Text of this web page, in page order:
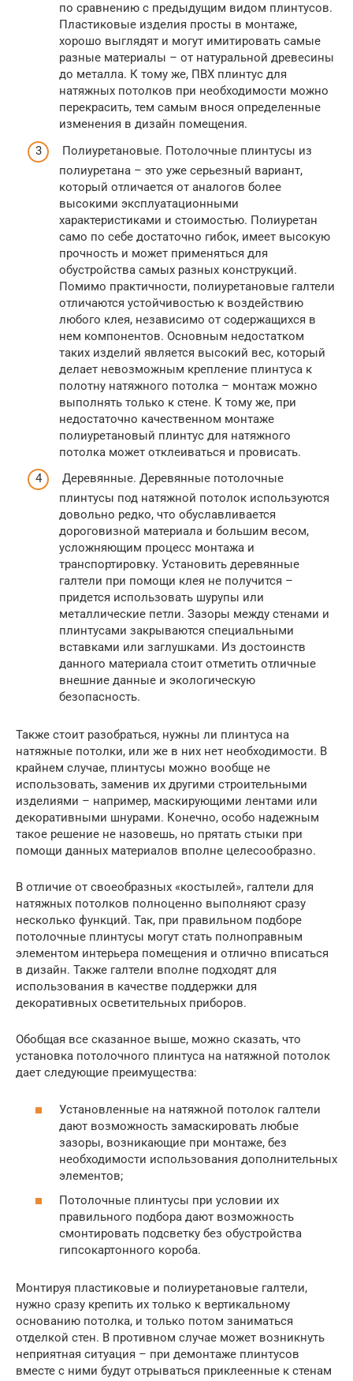
по сравнению с предыдущим видом плинтусов.
Пластиковые изделия просты в монтаже,
хорошо выглядят и могут имитировать самые
разные материалы – от натуральной древесины
до металла. К тому же, ПВХ плинтус для
натяжных потолков при необходимости можно
перекрасить, тем самым внося определенные
изменения в дизайн помещения.
Полиуретановые. Потолочные плинтусы из
полиуретана – это уже серьезный вариант,
который отличается от аналогов более
высокими эксплуатационными
характеристиками и стоимостью. Полиуретан
само по себе достаточно гибок, имеет высокую
прочность и может применяться для
обустройства самых разных конструкций.
Помимо практичности, полиуретановые галтели
отличаются устойчивостью к воздействию
любого клея, независимо от содержащихся в
нем компонентов. Основным недостатком
таких изделий является высокий вес, который
делает невозможным крепление плинтуса к
полотну натяжного потолка – монтаж можно
выполнять только к стене. К тому же, при
недостаточно качественном монтаже
полиуретановый плинтус для натяжного
потолка может отклеиваться и провисать.
Деревянные. Деревянные потолочные
плинтусы под натяжной потолок используются
довольно редко, что обуславливается
дороговизной материала и большим весом,
усложняющим процесс монтажа и
транспортировку. Установить деревянные
галтели при помощи клея не получится –
придется использовать шурупы или
металлические петли. Зазоры между стенами и
плинтусами закрываются специальными
вставками или заглушками. Из достоинств
данного материала стоит отметить отличные
внешние данные и экологическую
безопасность.
Также стоит разобраться, нужны ли плинтуса на
натяжные потолки, или же в них нет необходимости. В
крайнем случае, плинтусы можно вообще не
использовать, заменив их другими строительными
изделиями – например, маскирующими лентами или
декоративными шнурами. Конечно, особо надежным
такое решение не назовешь, но прятать стыки при
помощи данных материалов вполне целесообразно.
В отличие от своеобразных «костылей», галтели для
натяжных потолков полноценно выполняют сразу
несколько функций. Так, при правильном подборе
потолочные плинтусы могут стать полноправным
элементом интерьера помещения и отлично вписаться
в дизайн. Также галтели вполне подходят для
использования в качестве поддержки для
декоративных осветительных приборов.
Обобщая все сказанное выше, можно сказать, что
установка потолочного плинтуса на натяжной потолок
дает следующие преимущества:
Установленные на натяжной потолок галтели
дают возможность замаскировать любые
зазоры, возникающие при монтаже, без
необходимости использования дополнительных
элементов;
Потолочные плинтусы при условии их
правильного подбора дают возможность
смонтировать подсветку без обустройства
гипсокартонного короба.
Монтируя пластиковые и полиуретановые галтели,
нужно сразу крепить их только к вертикальному
основанию потолка, и только потом заниматься
отделкой стен. В противном случае может возникнуть
неприятная ситуация – при демонтаже плинтусов
вместе с ними будут отрываться приклеенные к стенам